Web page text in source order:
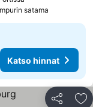
satama
Katso hinnat
Jaa